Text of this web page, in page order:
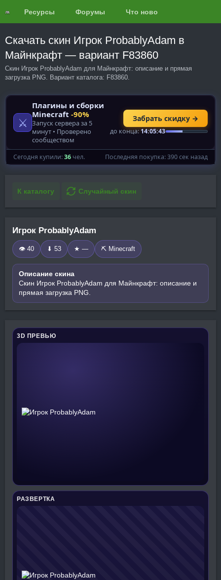
Ресурсы Форумы Что нового?
Скачать скин Игрок ProbablyAdam в
Майнкрафт — вариант F83860
Скин Игрок ProbablyAdam для Майнкрафт: описание и прямая
загрузка PNG. Вариант каталога: F83860.
К каталогу Случайный скин
Игрок ProbablyAdam
👁 40 ⬇ 53 ★ — ⛏️ Minecraft
Описание скина
Скин Игрок ProbablyAdam для Майнкрафт: описание и
прямая загрузка PNG.
3D ПРЕВЬЮ
РАЗВЕРТКА